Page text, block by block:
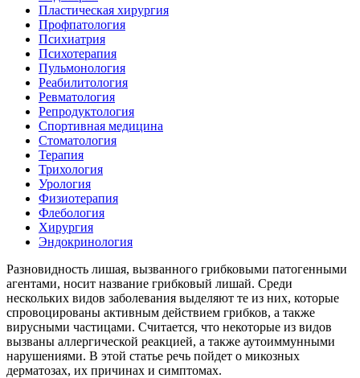
Пластическая хирургия
Профпатология
Психиатрия
Психотерапия
Пульмонология
Реабилитология
Ревматология
Репродуктология
Спортивная медицина
Стоматология
Терапия
Трихология
Урология
Физиотерапия
Флебология
Хирургия
Эндокринология
Разновидность лишая, вызванного грибковыми патогенными
агентами, носит название грибковый лишай. Среди
нескольких видов заболевания выделяют те из них, которые
спровоцированы активным действием грибков, а также
вирусными частицами. Считается, что некоторые из видов
вызваны аллергической реакцией, а также аутоиммунными
нарушениями. В этой статье речь пойдет о микозных
дерматозах, их причинах и симптомах.